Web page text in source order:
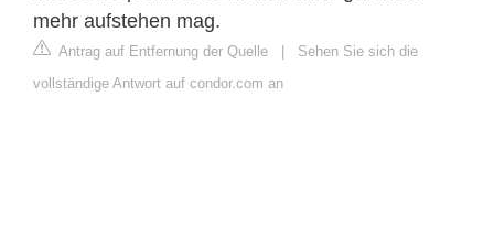
mehr aufstehen mag.
Antrag auf Entfernung der Quelle
Sehen Sie sich die
vollständige Antwort auf condor.com an